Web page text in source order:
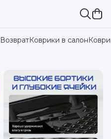
ВозвратКоврики в салон